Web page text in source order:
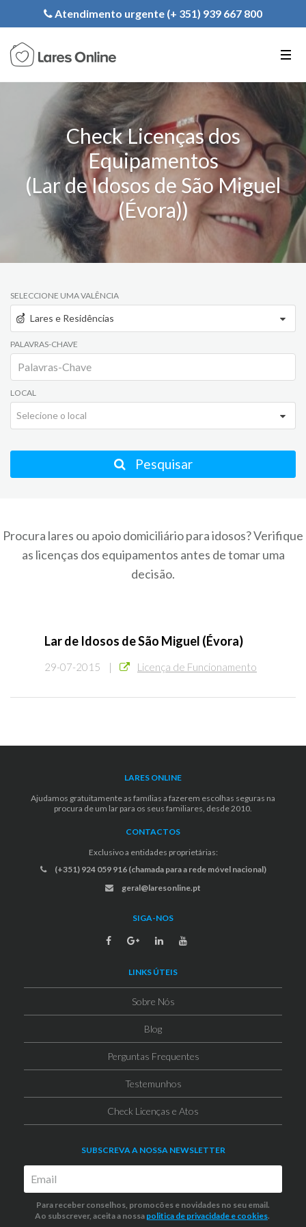
Registe a sua Instituição
Atendimento urgente (+ 351) 939 667 800
Check Licenças dos
Equipamentos
(Lar de Idosos de São Miguel
(Évora))
SELECCIONE UMA VALÊNCIA
Lares e Residências
PALAVRAS-CHAVE
LOCAL
Selecione o local
Pesquisar
Procura lares ou apoio domiciliário para idosos? Verifique
as licenças dos equipamentos antes de tomar uma
decisão.
Lar de Idosos de São Miguel (Évora)
29-07-2015 | Licença de Funcionamento
LARES ONLINE
Ajudamos gratuitamente as famílias a fazerem escolhas seguras na
procura de um lar para os seus familiares, desde 2010.
CONTACTOS
Exclusivo a entidades proprietárias:
(+351) 924 059 916 (chamada para a rede móvel nacional)
geral@laresonline.pt
SIGA-NOS
LINKS ÚTEIS
Sobre Nós
Blog
Perguntas Frequentes
Testemunhos
Check Licenças e Atos
SUBSCREVA A NOSSA NEWSLETTER
Para receber conselhos, promocões e novidades no seu email.
Ao subscrever, aceita a nossa politica de privacidade e cookies.